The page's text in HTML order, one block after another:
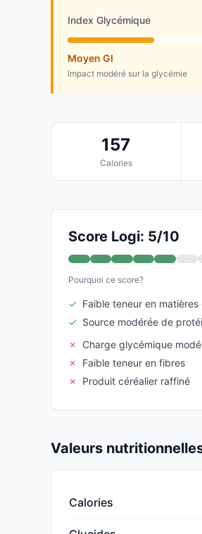
Index Glycémique
Moyen GI
Impact modéré sur la glycémie
157
Calories
Score Logi: 5/10
Pourquoi ce score?
✓ Faible teneur en matières
✓ Source modérée de
✗
Charge glycémique
✗
Faible teneur en fibres
✗
Produit céréalier raffiné
Valeurs
Calories